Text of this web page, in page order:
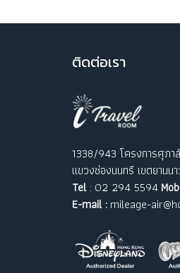
ติดต่อเรา
1338/943 โครงการศุภา
แขวงช่องนนทรี เขตยานน
Tel: 02 294 5594
E-mail : mileage-